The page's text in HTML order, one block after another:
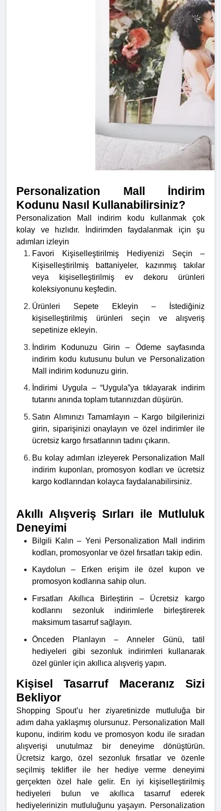
Personalization Mall İndirim
Kodunu Nasıl Kullanabilirsiniz?
Personalization Mall indirim kodu kullanmak çok
kolay ve hızlıdır. İndirimden faydalanmak için şu
adımları izleyin
Favori Kişiselleştirilmiş Hediyenizi Seçin –
Kişiselleştirilmiş battaniyeler, kazınmış takılar
veya kişiselleştirilmiş ev dekoru ürünleri
koleksiyonunu keşfedin.
Ürünleri Sepete Ekleyin – İstediğiniz
kişiselleştirilmiş ürünleri seçin ve alışveriş
sepetinize ekleyin.
İndirim Kodunuzu Girin – Ödeme sayfasında
indirim kodu kutusunu bulun ve Personalization
Mall indirim kodunuzu girin.
İndirimi Uygula – “Uygula”ya tıklayarak indirim
tutarını anında toplam tutarınızdan düşürün.
Satın Alımınızı Tamamlayın – Kargo bilgilerinizi
girin, siparişinizi onaylayın ve özel indirimler ile
ücretsiz kargo fırsatlarının tadını çıkarın.
Bu kolay adımları izleyerek Personalization Mall
indirim kuponları, promosyon kodları ve ücretsiz
kargo kodlarından kolayca faydalanabilirsiniz.
Akıllı Alışveriş Sırları ile Mutluluk
Deneyimi
Bilgili Kalın – Yeni Personalization Mall indirim
kodları, promosyonlar ve özel fırsatları takip edin.
Kaydolun – Erken erişim ile özel kupon ve
promosyon kodlarına sahip olun.
Fırsatları Akıllıca Birleştirin – Ücretsiz kargo
kodlarını sezonluk indirimlerle birleştirerek
maksimum tasarruf sağlayın.
Önceden Planlayın – Anneler Günü, tatil
hediyeleri gibi sezonluk indirimleri kullanarak
özel günler için akıllıca alışveriş yapın.
Kişisel Tasarruf Maceranız Sizi
Bekliyor
Shopping Spout’u her ziyaretinizde mutluluğa bir
adım daha yaklaşmış olursunuz. Personalization Mall
kuponu, indirim kodu ve promosyon kodu ile sıradan
alışverişi unutulmaz bir deneyime dönüştürün.
Ücretsiz kargo, özel sezonluk fırsatlar ve özenle
seçilmiş teklifler ile her hediye verme deneyimi
gerçekten özel hale gelir. En iyi kişiselleştirilmiş
hediyeleri bulun ve akıllıca tasarruf ederek
hediyelerinizin mutluluğunu yaşayın. Personalization